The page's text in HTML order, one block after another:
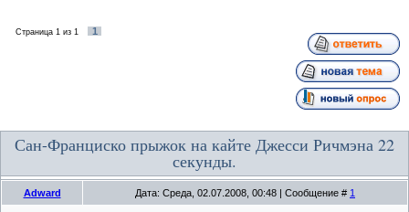
Страница 1 из 1 1
Сан-Франциско прыжок на кайте Джесси Ричмэна 22
секунды.
Adward Дата: Среда, 02.07.2008, 00:48 | Сообщение # 1